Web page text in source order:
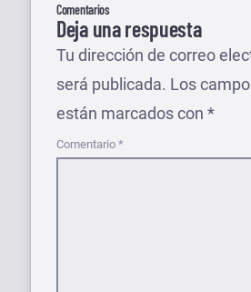
Comentarios
Deja una respuesta
Tu dirección de correo
será publicada. Los
están marcados con *
Comentario *